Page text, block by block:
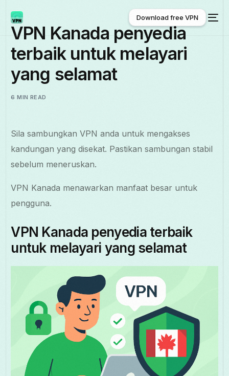
Melayu
Download free VPN
Download free VPN
VPN Kanada penyedia
terbaik untuk melayari
yang selamat
6 MIN READ
Sila sambungkan VPN anda untuk mengakses
kandungan yang disekat. Pastikan sambungan stabil
sebelum meneruskan.
VPN Kanada menawarkan manfaat besar untuk
pengguna.
VPN Kanada penyedia terbaik
untuk melayari yang selamat